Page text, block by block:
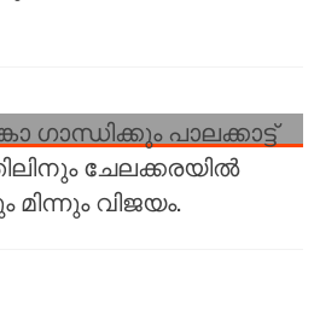
ഗാന്ധിക്കും പാലക്കാട്ട്
ചേലക്കരയിൽ
വിജയം.